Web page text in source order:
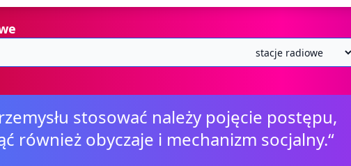
stosować należy pojęcie postępu,
również obyczaje i mechanizm socjalny.“